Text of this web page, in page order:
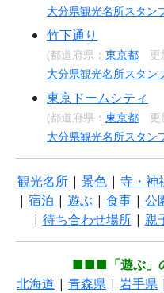
大分県観光名所スタン
竹下通り
(都道府県： 東京都 更
大分県観光名所スタン
東京ドームシティ
(都道府県： 東京都 更
大分県観光名所スタン
観光名所 | 景色 | 寺・神
| 宿泊 | 遊ぶ| 食事| 公
| 待ち合わせ場所| 親
■■■「遊ぶ」
北海道 | 青森県 | 岩手県 |